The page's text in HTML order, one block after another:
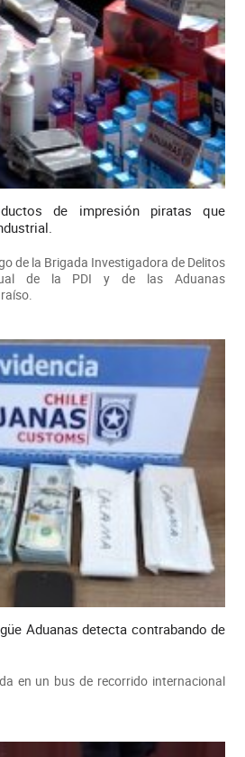
de impresión piratas que
de la Brigada Investigadora de Delitos
de la PDI y de las Aduanas
Aduanas detecta contrabando de
en un bus de recorrido internacional